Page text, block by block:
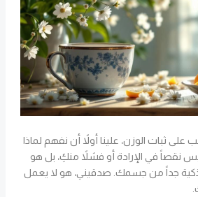
ثبات الوزن، علينا أولاً أن نفهم لماذا
نقصاً في الإرادة أو فشلاً منكِ، بل هو
جداً من جسمك. صدقيني، هو لا يعمل